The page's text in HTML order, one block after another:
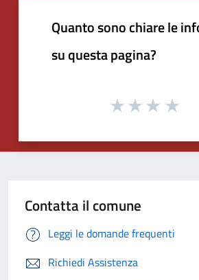
Quanto sono chiare le
su questa pagina?
Contatta il comune
Leggi le domande frequenti
Richiedi Assistenza